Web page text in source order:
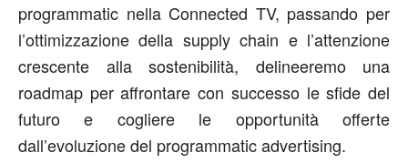
programmatic nella Connected TV, passando per
l’ottimizzazione della supply chain e l’attenzione
crescente alla sostenibilità, delineeremo una
roadmap per affrontare con successo le sfide del
futuro e cogliere le opportunità offerte
dall’evoluzione del programmatic advertising.